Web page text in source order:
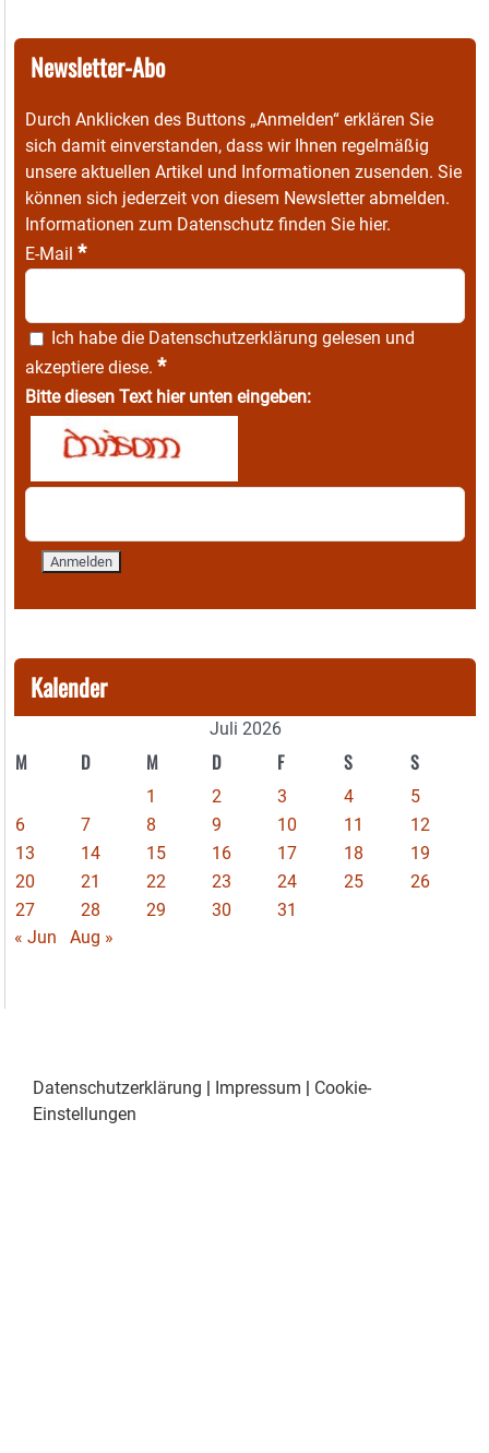
Newsletter-Abo
Durch Anklicken des Buttons „Anmelden“ erklären Sie
sich damit einverstanden, dass wir Ihnen regelmäßig
unsere aktuellen Artikel und Informationen zusenden. Sie
können sich jederzeit von diesem Newsletter abmelden.
Informationen zum Datenschutz finden Sie hier.
E-Mail *
Ich habe die Datenschutzerklärung gelesen und
akzeptiere diese. *
Bitte diesen Text hier unten eingeben:
Kalender
Juli 2026
M D M D F S S
1 2 3 4
5
6
7 8 9 10 11
12
13
14 15 16 17 18
19
20
21 22 23 24 25
26
27
28 29 30
31
« Jun
Aug »
Datenschutzerklärung | Impressum | Cookie-
Einstellungen